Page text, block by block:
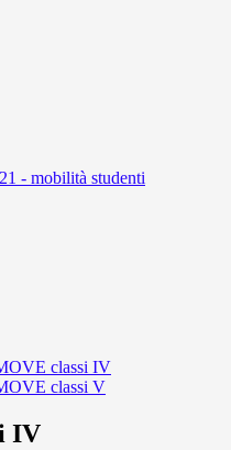
- mobilità studenti
classi IV
classi V
IV